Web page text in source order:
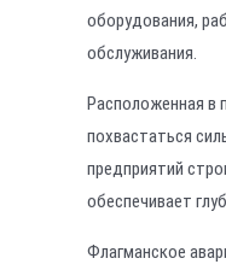
оборудования,
обслуживания.
Расположенная в
похвастаться
предприятий
обеспечивает
Флагманское